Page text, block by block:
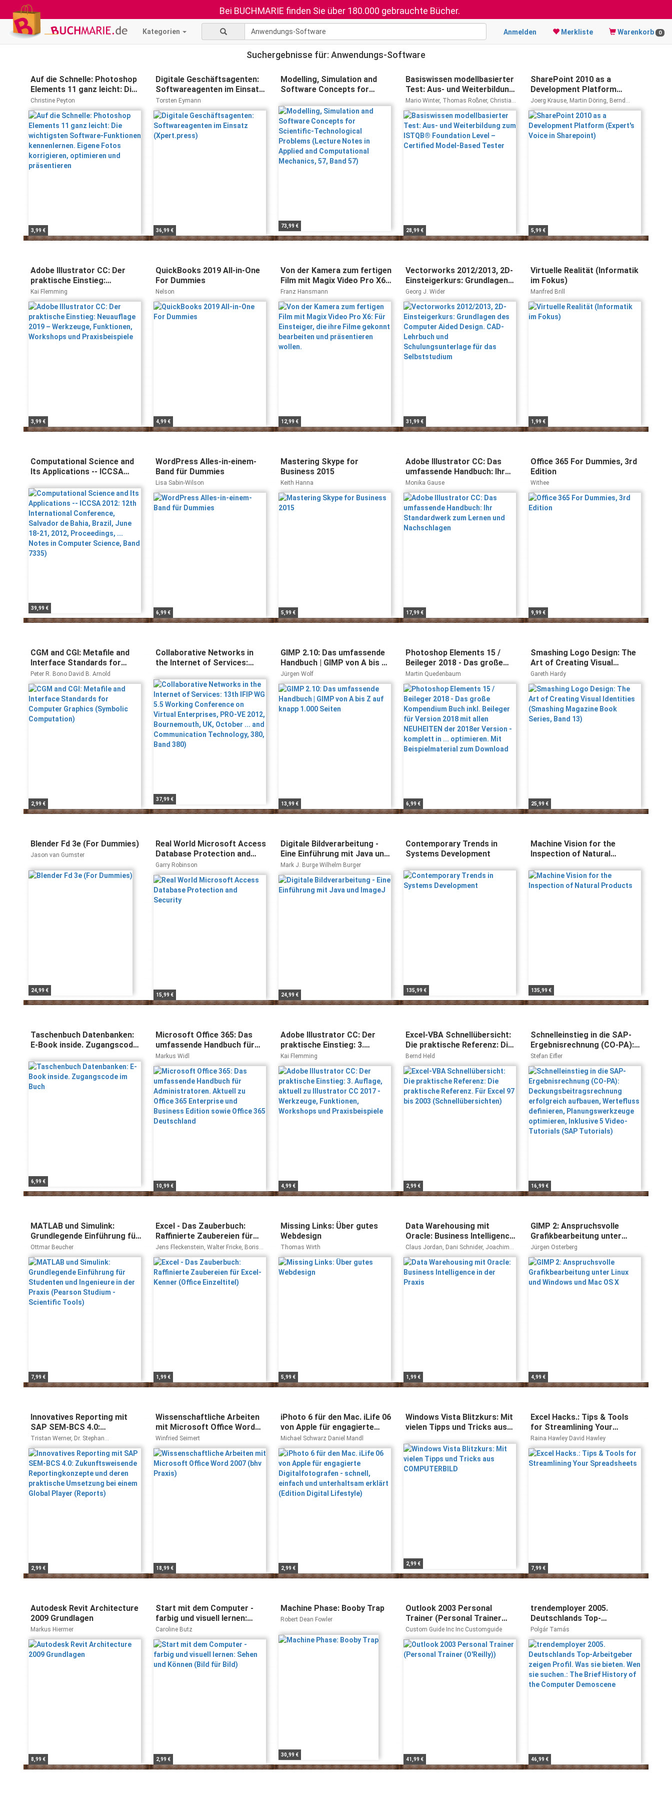
Bei BUCHMARIE finden Sie über 180.000 gebrauchte Bücher.
Kategorien Anmelden Merkliste Warenkorb 0
Suchergebnisse für: Anwendungs-Software
Auf die Schnelle: Photoshop
Elements 11 ganz leicht: Die
wichtigsten Software-
Funktionen kennenlernen.
Eigene Fotos korrigieren,
optimieren und präsentieren
Christine Peyton
3,99 €
Digitale Geschäftsagenten:
Softwareagenten im Einsatz
(Xpert.press)
Torsten Eymann
36,99 €
Modelling, Simulation and
Software Concepts for
Problems (Lecture Notes in
Applied and Computational
Mechanics, 57, Band 57)
73,99 €
Basiswissen modellbasierter
Test: Aus- und Weiterbildung
zum ISTQB® Foundation
Level – Certified Model-
Based Tester
Mario Winter, Thomas Roßner, Christian
Brandes, Helmut Götz
28,99 €
SharePoint 2010 as a
Development Platform
(Expert's Voice in
Sharepoint)
Joerg Krause, Martin Döring, Bernd
Pehlke, Christian Langhirt, Alexander
Sterff
5,99 €
Adobe Illustrator CC: Der
praktische Einstieg:
Neuauflage 2019 –
Werkzeuge, Funktionen,
Workshops und
Praxisbeispiele
Kai Flemming
3,99 €
QuickBooks 2019 All-in-One
For Dummies
Nelson
4,99 €
Von der Kamera zum fertigen
Film mit Magix Video Pro X6:
Für Einsteiger, die ihre Filme
gekonnt bearbeiten und
präsentieren wollen.
Franz Hansmann
12,99 €
Vectorworks 2012/2013, 2D-
Einsteigerkurs: Grundlagen
des Computer Aided Design.
CAD-Lehrbuch und
Schulungsunterlage für das
Selbststudium
Georg J. Wider
31,99 €
Virtuelle Realität (Informatik
im Fokus)
Manfred Brill
1,99 €
Computational Science and
Its Applications -- ICCSA
Conference, Salvador de
Bahia, Brazil, June 18-21,
2012, Proceedings, ... Notes
in Computer Science, Band
7335)
39,99 €
WordPress Alles-in-einem-
Band für Dummies
Lisa Sabin-Wilson
6,99 €
Mastering Skype for
Business 2015
Keith Hanna
5,99 €
Adobe Illustrator CC: Das
umfassende Handbuch: Ihr
Standardwerk zum Lernen
und Nachschlagen
Monika Gause
17,99 €
Office 365 For Dummies, 3rd
Edition
Withee
9,99 €
CGM and CGI: Metafile and
Interface Standards for
Computer Graphics
(Symbolic Computation)
Peter R. Bono David B. Arnold
2,99 €
Collaborative Networks in
the Internet of Services:
Conference on Virtual
Enterprises, PRO-VE 2012,
Bournemouth, UK, October ...
and Communication
Technology, 380, Band 380)
37,99 €
GIMP 2.10: Das umfassende
Handbuch | GIMP von A bis Z
auf knapp 1.000 Seiten
Jürgen Wolf
13,99 €
Photoshop Elements 15 /
Beileger 2018 - Das große
Kompendium Buch inkl.
Beileger für Version 2018 mit
allen NEUHEITEN der 2018er
Version - komplett in ...
optimieren. Mit
Beispielmaterial zum
Download
Martin Quedenbaum
6,99 €
Smashing Logo Design: The
Art of Creating Visual
Identities (Smashing
Magazine Book Series, Band
13)
Gareth Hardy
25,99 €
Blender Fd 3e (For Dummies)
Jason van Gumster
24,99 €
Real World Microsoft Access
Database Protection and
Security
Garry Robinson
15,99 €
Digitale Bildverarbeitung -
Eine Einführung mit Java und
ImageJ
Mark J. Burge Wilhelm Burger
24,99 €
Contemporary Trends in
Systems Development
135,99 €
Machine Vision for the
Inspection of Natural
135,99 €
Taschenbuch Datenbanken:
E-Book inside. Zugangscode
6,99 €
Microsoft Office 365: Das
umfassende Handbuch für
Administratoren. Aktuell zu
Office 365 Enterprise und
Business Edition sowie Office
365 Deutschland
Markus Widl
10,99 €
Adobe Illustrator CC: Der
praktische Einstieg: 3.
Auflage, aktuell zu Illustrator
CC 2017 - Werkzeuge,
Funktionen, Workshops und
Praxisbeispiele
Kai Flemming
4,99 €
Excel-VBA Schnellübersicht:
Die praktische Referenz: Die
praktische Referenz. Für
Excel 97 bis 2003
(Schnellübersichten)
Bernd Held
2,99 €
Schnelleinstieg in die SAP-
Ergebnisrechnung (CO-PA):
Deckungsbeitragsrechnung
erfolgreich aufbauen,
Wertefluss definieren,
Planungswerkzeuge
optimieren, Inklusive 5 Video-
Tutorials (SAP Tutorials)
Stefan Eifler
16,99 €
MATLAB und Simulink:
Grundlegende Einführung für
Studenten und Ingenieure in
der Praxis (Pearson Studium
- Scientific Tools)
Ottmar Beucher
7,99 €
Excel - Das Zauberbuch:
Raffinierte Zaubereien für
Excel-Kenner (Office
Einzeltitel)
Jens Fleckenstein, Walter Fricke, Boris
Georgi
1,99 €
Missing Links: Über gutes
Webdesign
Thomas Wirth
5,99 €
Data Warehousing mit
Oracle: Business Intelligence
in der Praxis
Claus Jordan, Dani Schnider, Joachim
Wehner, Peter Welker
1,99 €
GIMP 2: Anspruchsvolle
Grafikbearbeitung unter
Linux und Windows und Mac
OS X
Jürgen Osterberg
4,99 €
Innovatives Reporting mit
SAP SEM-BCS 4.0:
Zukunftsweisende
Reportingkonzepte und
deren praktische Umsetzung
bei einem Global Player
(Reports)
Tristan Werner, Dr. Stephan
Mumenthaler, Andreas H. Schuler, Dieter
Grossmann
2,99 €
Wissenschaftliche Arbeiten
mit Microsoft Office Word
2007 (bhv Praxis)
Winfried Seimert
18,99 €
iPhoto 6 für den Mac. iLife 06
von Apple für engagierte
Digitalfotografen - schnell,
einfach und unterhaltsam
erklärt (Edition Digital
Lifestyle)
Michael Schwarz Daniel Mandl
2,99 €
Windows Vista Blitzkurs: Mit
vielen Tipps und Tricks aus
2,99 €
Excel Hacks.: Tips & Tools
for Streamlining Your
Spreadsheets
Raina Hawley David Hawley
7,99 €
Autodesk Revit Architecture
2009 Grundlagen
Markus Hiermer
8,99 €
Start mit dem Computer -
farbig und visuell lernen:
Sehen und Können (Bild für
Bild)
Caroline Butz
2,99 €
Machine Phase: Booby Trap
Robert Dean Fowler
30,99 €
Outlook 2003 Personal
Trainer (Personal Trainer
(O'Reilly))
Custom Guide Inc Inc Customguide
41,99 €
trendemployer 2005.
Deutschlands Top-
Arbeitgeber zeigen Profil.
Was sie bieten. Wen sie
suchen.: The Brief History of
the Computer Demoscene
Polgár Tamás
46,99 €